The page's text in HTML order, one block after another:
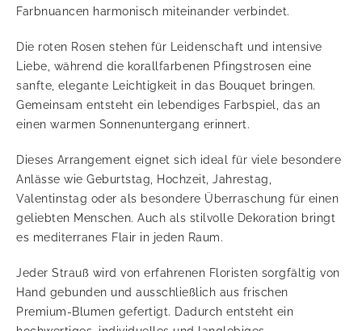
Farbnuancen harmonisch miteinander verbindet.
Die roten Rosen stehen für Leidenschaft und intensive
Liebe, während die korallfarbenen Pfingstrosen eine
sanfte, elegante Leichtigkeit in das Bouquet bringen.
Gemeinsam entsteht ein lebendiges Farbspiel, das an
einen warmen Sonnenuntergang erinnert.
Dieses Arrangement eignet sich ideal für viele besondere
Anlässe wie Geburtstag, Hochzeit, Jahrestag,
Valentinstag oder als besondere Überraschung für einen
geliebten Menschen. Auch als stilvolle Dekoration bringt
es mediterranes Flair in jeden Raum.
Jeder Strauß wird von erfahrenen Floristen sorgfältig von
Hand gebunden und ausschließlich aus frischen
Premium-Blumen gefertigt. Dadurch entsteht ein